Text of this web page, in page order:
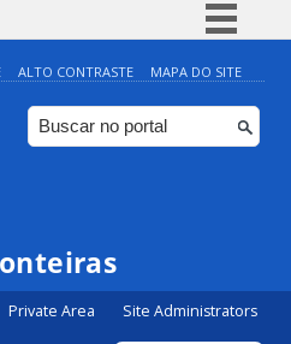
Simplifique!
Comunica BR
Participe
Canais
ALTO CONTRASTE MAPA DO SITE
Private Area Site Administrators